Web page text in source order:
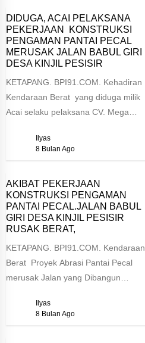
DIDUGA, ACAI PELAKSANA
PEKERJAAN KONSTRUKSI
PENGAMAN PANTAI PECAL
MERUSAK JALAN BABUL GIRI
DESA KINJIL PESISIR
KETAPANG. BPI91.COM. Kehadiran
Kendaraan Berat yang diduga milik
Acai selaku pelaksana CV. Mega
Pantai Pecal ...
Ilyas
8 Bulan Ago
AKIBAT PEKERJAAN
KONSTRUKSI PENGAMAN
PANTAI PECAL.JALAN BABUL
GIRI DESA KINJIL PESISIR
RUSAK BERAT,
KETAPANG. BPI91.COM. Kendaraan
Berat Proyek Abrasi Pantai Pecal
merusak Jalan yang Dibangun
sepanjang 630 meter...
Ilyas
8 Bulan Ago